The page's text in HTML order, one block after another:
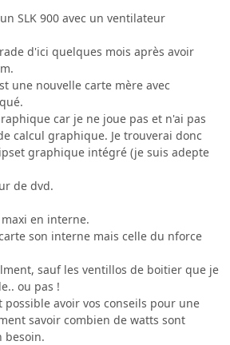
SLK 900 avec un ventilateur
d'ici quelques mois après avoir
une nouvelle carte mère avec
car je ne joue pas et n'ai pas
calcul graphique. Je trouverai donc
graphique intégré (je suis adepte
de dvd.
en interne.
son interne mais celle du nforce
sauf les ventillos de boitier que je
ou pas !
possible avoir vos conseils pour une
savoir combien de watts sont
besoin.